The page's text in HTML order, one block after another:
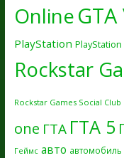
OnlineGTA
PlayStation PlayStation
Rockstar
Rockstar Games Social Club
one ГТА ГТА 5
Геймс авто автомобиль